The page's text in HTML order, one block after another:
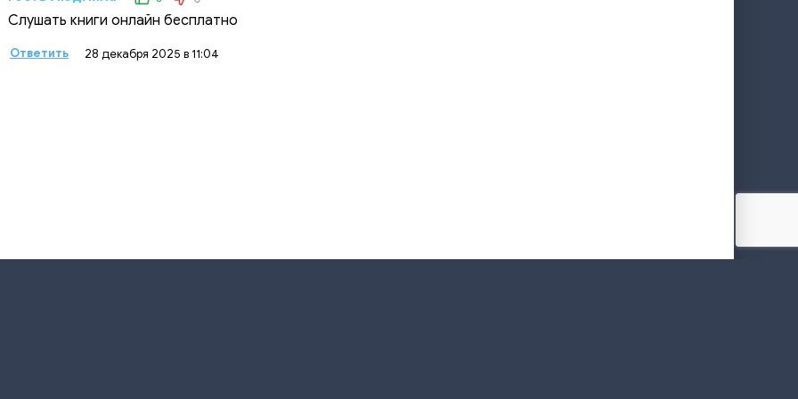
Слушать книги онлайн бесплатно
Ответить 28 декабря 2025 в 11:04